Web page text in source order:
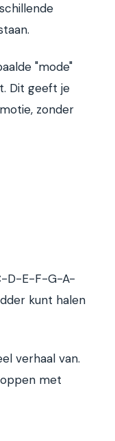
"mode"
Dit geeft je
zonder
D-E-F-G-A-
kunt halen
verhaal van.
met